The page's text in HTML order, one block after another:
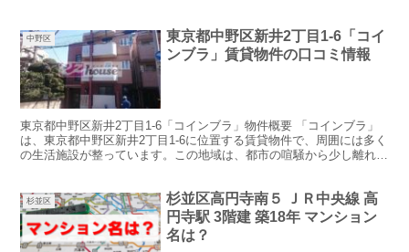
中野区
東京都中野区新井2丁目1-6「コイ
ンブラ」賃貸物件の口コミ情報
東京都中野区新井2丁目1-6「コインブラ」物件概要 「コインブラ」
は、東京都中野区新井2丁目1-6に位置する賃貸物件で、周囲には多く
の生活施設が整っています。この地域は、都市の喧騒から少し離れた
杉並区
杉並区高円寺南５ ＪＲ中央線 高
円寺駅 3階建 築18年 マンション
名は？